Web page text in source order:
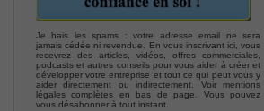
Je hais les spams : votre adresse email ne sera
jamais cédée ni revendue. En vous inscrivant ici, vous
recevrez des articles, vidéos, offres commerciales,
podcasts et autres conseils pour vous aider à créer et
développer votre entreprise et tout ce qui peut vous y
aider directement ou indirectement. Voir mentions
légales complètes en bas de page. Vous pouvez
vous désabonner à tout instant.